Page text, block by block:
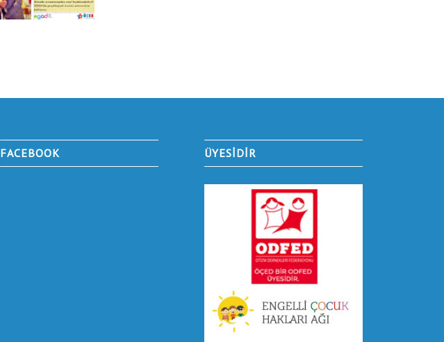
FACEBOOK ÜYESİDİR